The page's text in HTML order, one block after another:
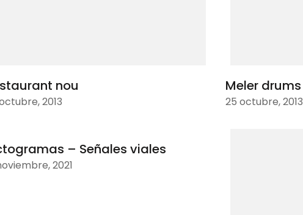
nou
2013
Meler drums
25 octubre, 2013
– Señales viales
2021